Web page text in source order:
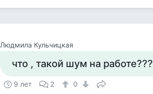
Людмила Кульчицкая
что , такой шум на работе???
9 лет 2 0